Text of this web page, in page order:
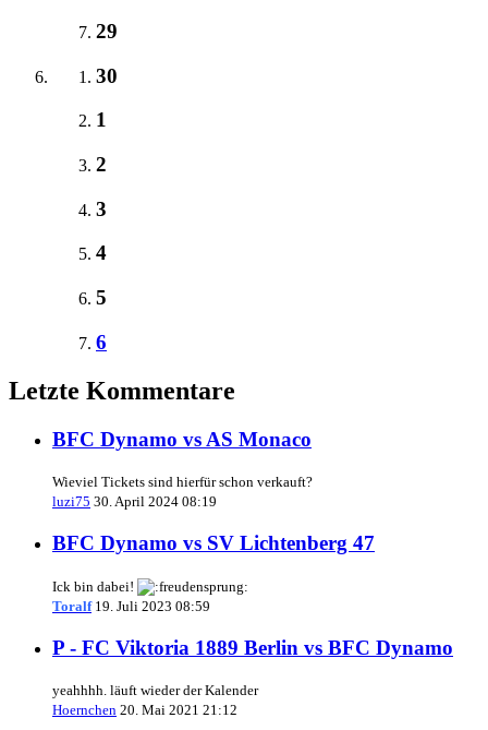
29
30
1
2
3
4
5
6
Letzte Kommentare
BFC Dynamo vs AS Monaco
Wieviel Tickets sind hierfür schon verkauft?
luzi75 30. April 2024 08:19
BFC Dynamo vs SV Lichtenberg 47
Ick bin dabei!
Toralf 19. Juli 2023 08:59
P - FC Viktoria 1889 Berlin vs BFC Dynamo
yeahhhh. läuft wieder der Kalender
Hoernchen 20. Mai 2021 21:12